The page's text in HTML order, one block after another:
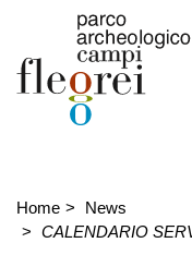
Home
News
CALENDARIO